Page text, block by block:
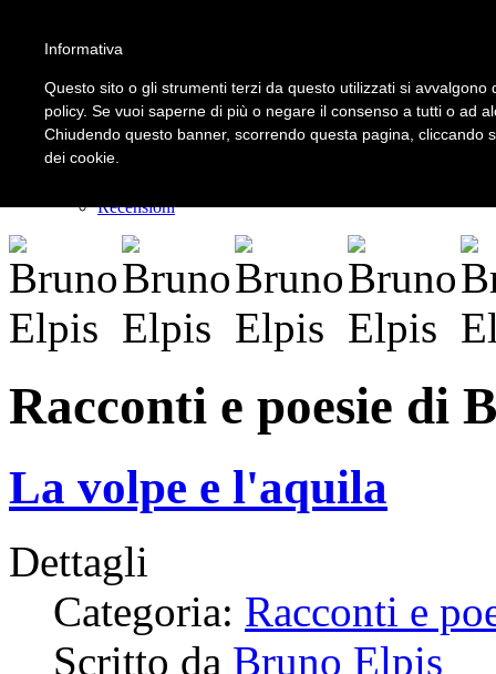
LOGIN | REGISTER
Home
Il carnevale dei delitti
Recensioni
Racconti e poesie di
La volpe e l'aquila
Dettagli
Categoria: Racconti e
Scritto da Bruno Elpis
Informativa
Questo sito o gli strumenti terzi da questo utilizzati si
policy. Se vuoi saperne di più o negare il consenso a tutti o ad
Chiudendo questo banner, scorrendo questa pagina, cliccando
dei cookie.